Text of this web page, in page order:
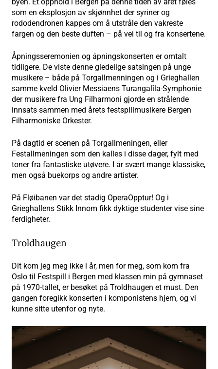
som en eksplosjon av skjønnhet der syriner og
rododendronen kappes om å utstråle den vakreste
fargen og den beste duften – på vei til og fra konsertene.
Åpningsseremonien og åpningskonserten er omtalt
tidligere. De viste denne gledelige satsingen på unge
musikere – både på Torgallmenningen og i Grieghallen
samme kveld Olivier Messiaens Turangalîla-Symphonie
der musikere fra Ung Filharmoni gjorde en strålende
innsats sammen med årets festspillmusikere Bergen
Filharmoniske Orkester.
På dagtid er scenen på Torgallmeningen, eller
Festallmeningen som den kalles i disse dager, fylt med
toner fra fantastiske utøvere. I år svært mange klassiske,
men også buekorps og andre artister.
På Fløibanen var det stadig OperaOpptur! Og i
Grieghallens Stikk Innom fikk dyktige studenter vise sine
ferdigheter.
Troldhaugen
Dit kom jeg meg ikke i år, men for meg, som kom fra
Oslo til Festspill i Bergen med klassen min på gymnaset
på 1970-tallet, er besøket på Troldhaugen et must. Den
gangen foregikk konserten i komponistens hjem, og vi
kunne sitte utenfor og nyte.